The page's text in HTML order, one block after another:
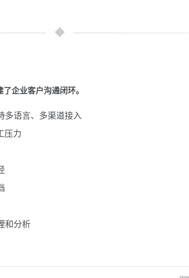
企业客户沟通闭环。
多语言、多渠道接入
压力
和分析